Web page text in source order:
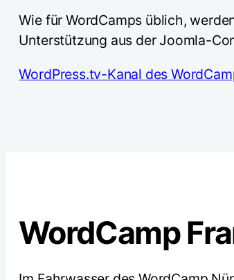
Wie für WordCamps üblich,
Unterstützung aus der Joomla-
WordPress.tv-Kanal des
WordCamp